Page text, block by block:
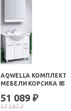
AQWELLA КОМПЛЕКТ
МЕБЕЛИ КОРСИКА 85
51 089 ₽
57 397₽